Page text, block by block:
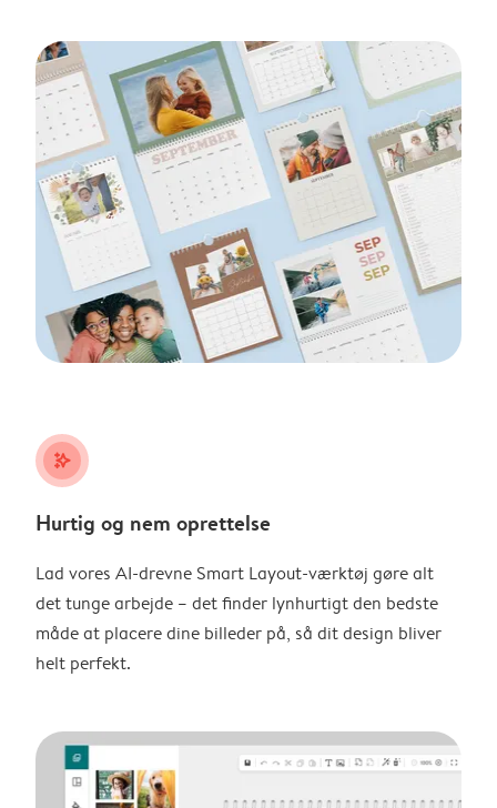
stars_plus
Hurtig og nem oprettelse
Lad vores AI-drevne Smart Layout-værktøj gøre alt
det tunge arbejde – det finder lynhurtigt den bedste
måde at placere dine billeder på, så dit design bliver
helt perfekt.